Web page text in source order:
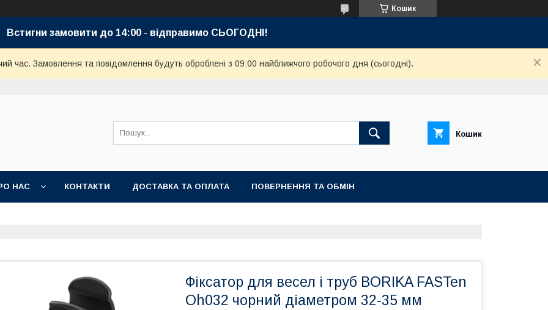
Кошик
Встигни замовити до 14:00 - відправимо СЬОГОДНІ!
час. Замовлення та повідомлення будуть оброблені з 09:00 найближчого робочого дня (сьогодні).
Кошик
НАС КОНТАКТИ ДОСТАВКА ТА ОПЛАТА ПОВЕРНЕННЯ ТА ОБМІН
Фіксатор для весел і труб BORIKA FASTen
Oh032 чорний діаметром 32-35 мм